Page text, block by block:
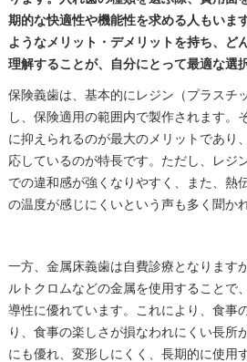
期的な快適性や機能性を求める人もいま
ようなメリット・デメリットを持ち、ど
理解することが、自分にとって最適な選
保険義歯は、基本的にレジン（プラスチ
し、保険適用の範囲内で製作されます。
に抑えられるのが最大のメリットであり
応しているのが特長です。ただし、レジ
での違和感が強くなりやすく、また、熱
の温度が感じにくいという声も多く聞か
一方、金属床義歯は自費診療となります
ルトクロムなどの金属を使用することで
導性に優れています。これにより、食事
り、食事の楽しさが損なわれにくい長所
にも優れ、変形しにくく、長期的に使用